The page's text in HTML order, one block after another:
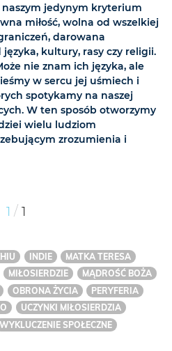
naszym jedynym kryterium
miłość, wolna od wszelkiej
darowana
kultury, rasy czy religii.
nie znam ich języka, ale
w sercu jej uśmiech i
spotykamy na naszej
W ten sposób otworzymy
wielu ludziom
zrozumienia i
1 / 1
INDIE
MATKA TERESA
MIŁOSIERDZIE
MĄDROŚĆ BOŻA
OBRONA ŻYCIA
PERYFERIA
UCZYNKI MIŁOSIERDZIA
WYKLUCZENIE SPOŁECZNE